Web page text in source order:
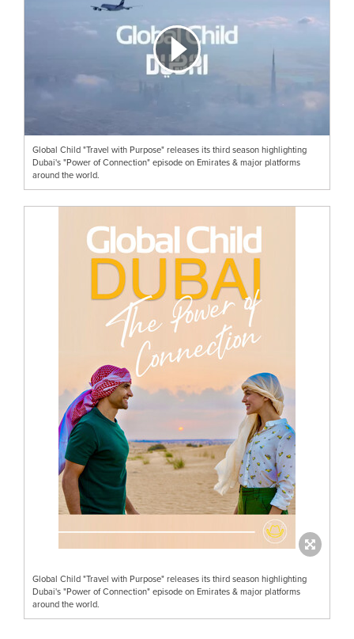
Global Child "Travel with Purpose" releases its third season highlighting
Dubai's "Power of Connection" episode on Emirates & major platforms
around the world.
Global Child "Travel with Purpose" releases its third season highlighting
Dubai's "Power of Connection" episode on Emirates & major platforms
around the world.